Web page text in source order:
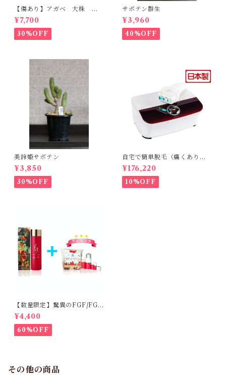
【傷あり】アガベ 大株 ボ
ビコルヌータ カウズホーン
¥7,700
30%OFF
サボテン群生
¥3,960
40%OFF
美鈴姫サボテン
¥3,850
30%OFF
自宅で簡単脱毛（痛くありま
せん。byエトウ）
¥176,220
10%OFF
【数量限定】驚異のFGF/FGF
アンチエイジング化粧水
¥4,400
60%OFF
その他の商品